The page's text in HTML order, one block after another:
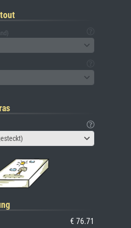
€ 76.71